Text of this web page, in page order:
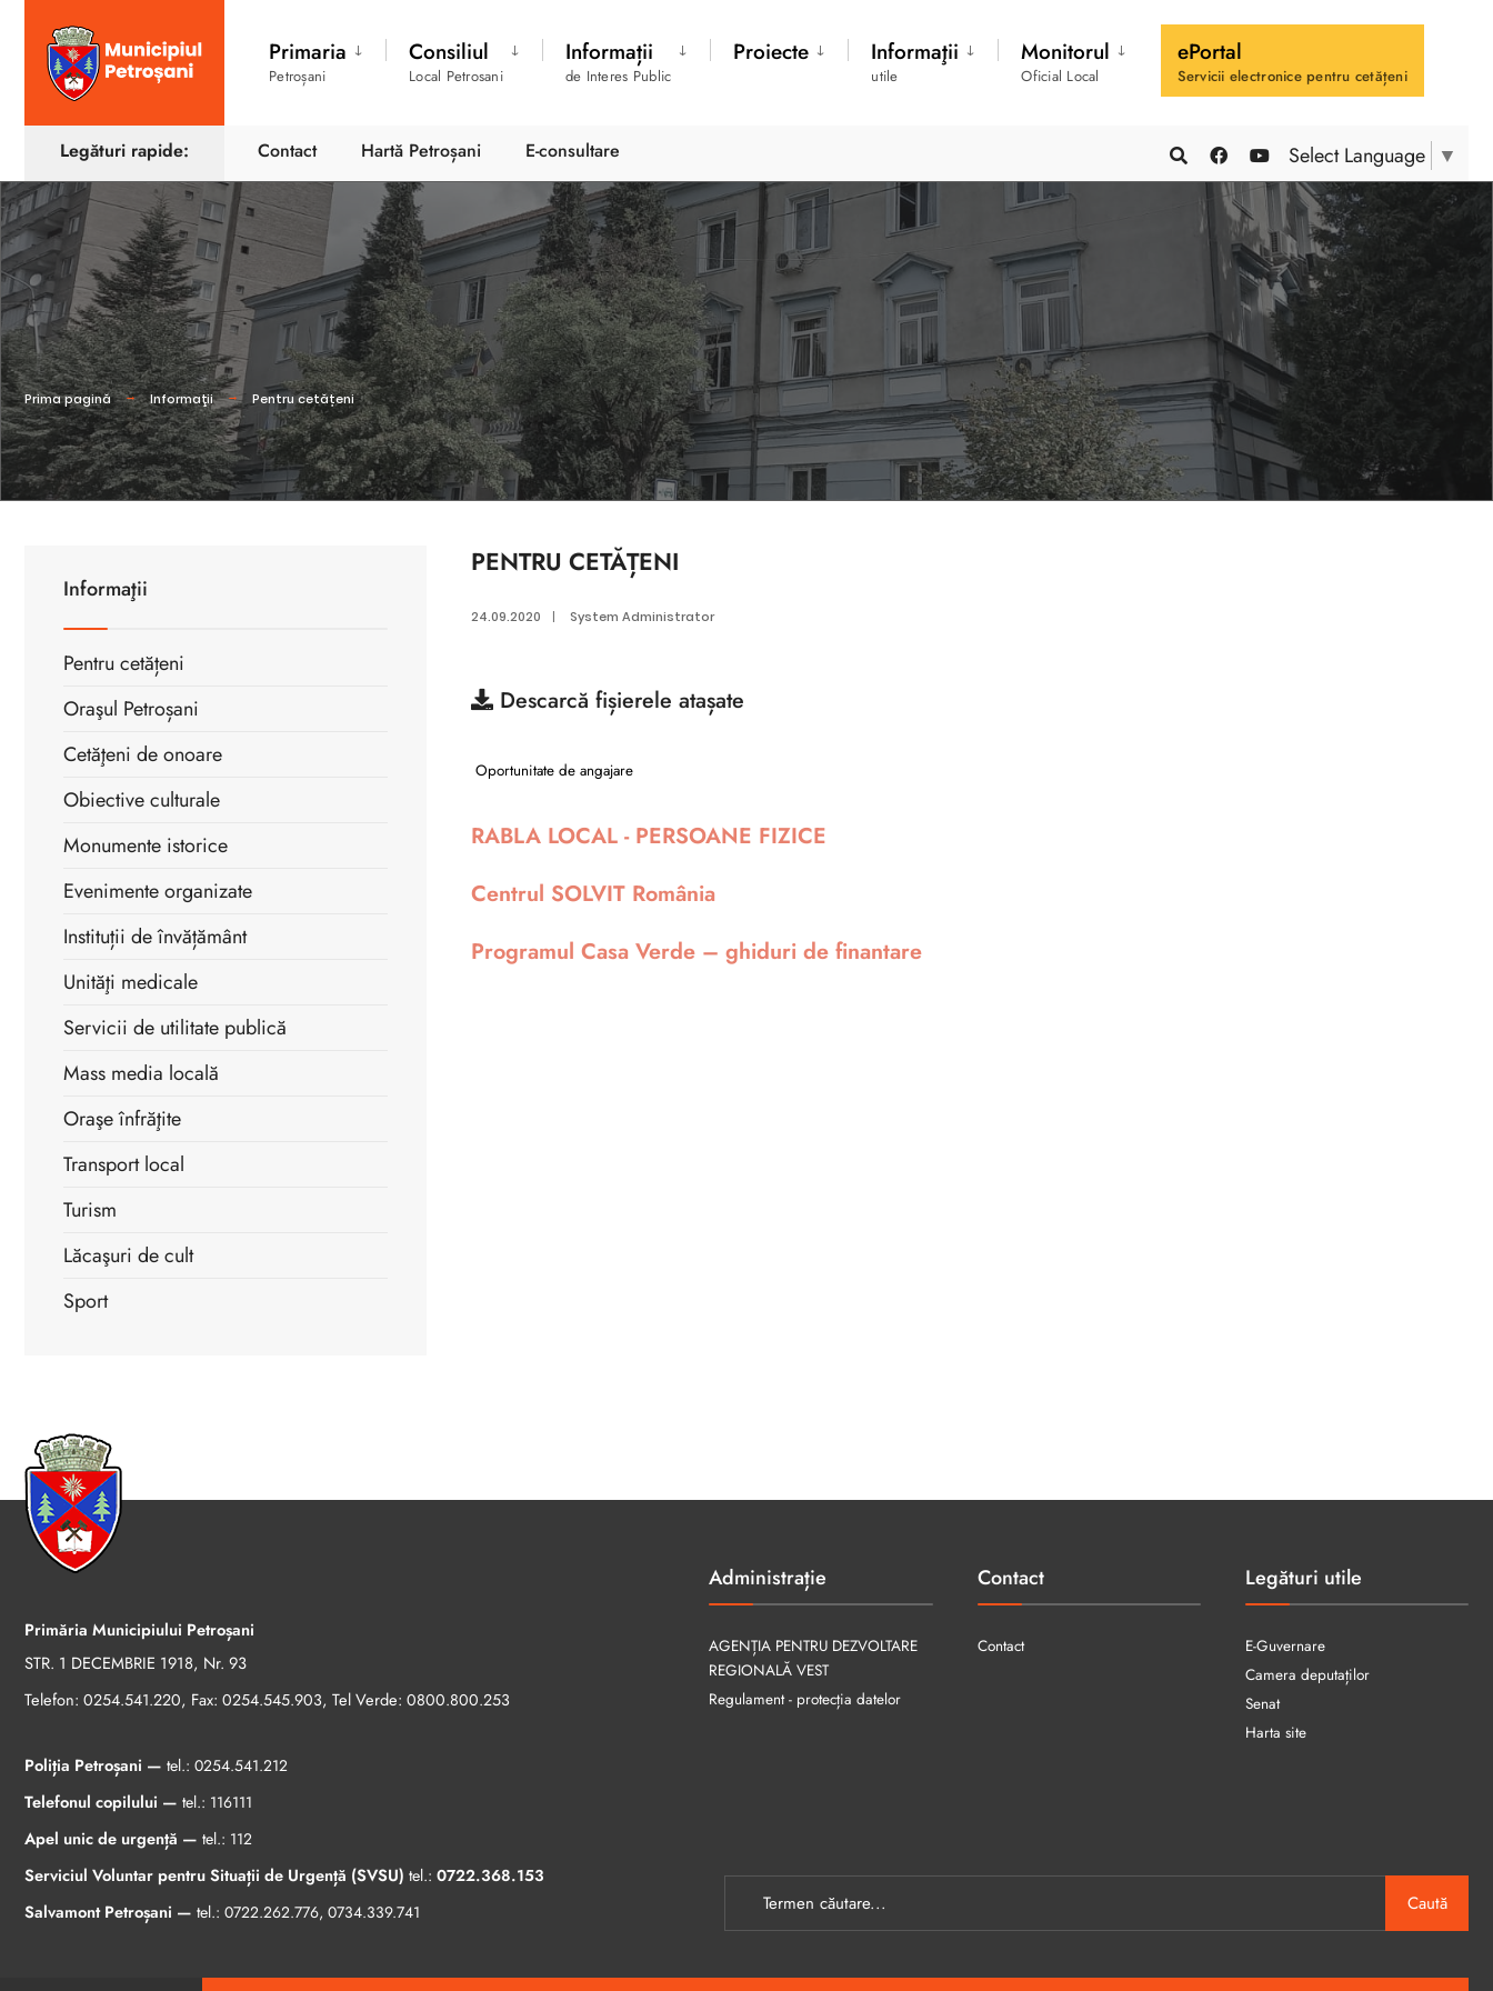
Primaria
Petroșani
Consiliul
Local Petrosani
Informații
de Interes Public
Proiecte Informaţii
utile
Monitorul
Oficial Local
ePortal
Servicii electronice pentru cetățeni
Select Language ▼
Legături rapide: Contact Hartă Petroșani E-consultare
Prima pagină Informaţii Pentru cetățeni
PENTRU CETĂȚENI
24.09.2020 | System Administrator
Descarcă fișierele atașate
Oportunitate de angajare
RABLA LOCAL - PERSOANE FIZICE
Centrul SOLVIT România
Programul Casa Verde – ghiduri de finantare
Informaţii
Pentru cetățeni
Oraşul Petroșani
Cetăţeni de onoare
Obiective culturale
Monumente istorice
Evenimente organizate
Instituții de învățământ
Unităţi medicale
Servicii de utilitate publică
Mass media locală
Oraşe înfrăţite
Transport local
Turism
Lăcaşuri de cult
Sport
Primăria Municipiului Petroșani
STR. 1 DECEMBRIE 1918, Nr. 93
Telefon: 0254.541.220, Fax: 0254.545.903, Tel Verde: 0800.800.253
Poliția Petroșani — tel.: 0254.541.212
Telefonul copilului — tel.: 116111
Apel unic de urgență — tel.: 112
Serviciul Voluntar pentru Situații de Urgență (SVSU) tel.: 0722.368.153
Salvamont Petroșani — tel.: 0722.262.776, 0734.339.741
Administrație
AGENȚIA PENTRU DEZVOLTARE
REGIONALĂ VEST
Regulament - protecția datelor
Contact
Contact
Legături utile
E-Guvernare
Camera deputaților
Senat
Harta site
Caută